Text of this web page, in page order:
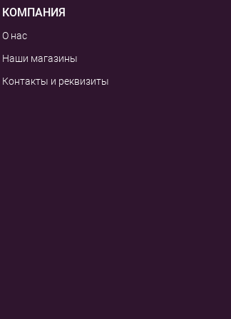
КОМПАНИЯ
О нас
Наши магазины
Контакты и реквизиты